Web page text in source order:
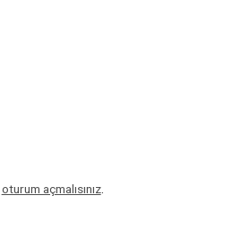
oturum açmalısınız.